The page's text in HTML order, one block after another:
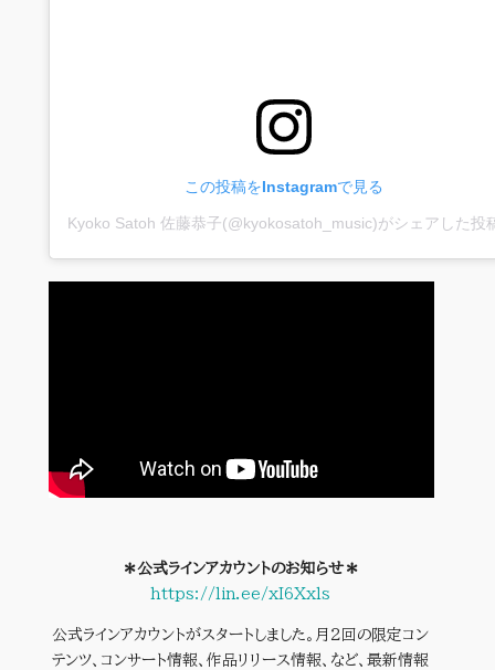
この投稿をInstagramで見る
Kyoko Satoh 佐藤恭子(@kyokosatoh_music)がシェアした投
＊公式ラインアカウントのお知らせ＊
https://lin.ee/xI6Xxls
公式ラインアカウントがスタートしました。月２回の限定コン
テンツ、コンサート情報、作品リリース情報、など、最新情報